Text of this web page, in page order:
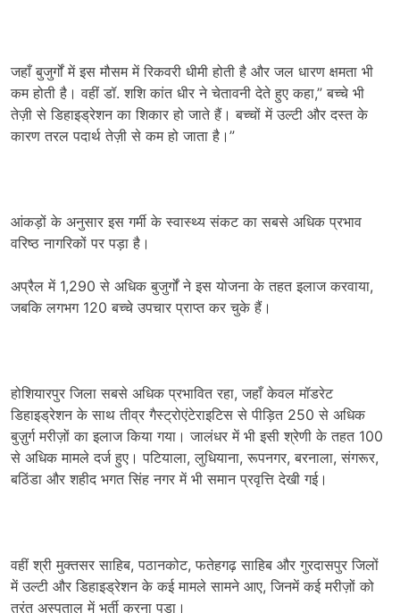
जहाँ बुजुर्गों में इस मौसम में रिकवरी धीमी होती है और जल धारण क्षमता भी
कम होती है। वहीं डॉ. शशि कांत धीर ने चेतावनी देते हुए कहा,” बच्चे भी
तेज़ी से डिहाइड्रेशन का शिकार हो जाते हैं। बच्चों में उल्टी और दस्त के
कारण तरल पदार्थ तेज़ी से कम हो जाता है।”
आंकड़ों के अनुसार इस गर्मी के स्वास्थ्य संकट का सबसे अधिक प्रभाव
वरिष्ठ नागरिकों पर पड़ा है।
अप्रैल में 1,290 से अधिक बुजुर्गों ने इस योजना के तहत इलाज करवाया,
जबकि लगभग 120 बच्चे उपचार प्राप्त कर चुके हैं।
होशियारपुर जिला सबसे अधिक प्रभावित रहा, जहाँ केवल मॉडरेट
डिहाइड्रेशन के साथ तीव्र गैस्ट्रोएंटेराइटिस से पीड़ित 250 से अधिक
बुज़ुर्ग मरीज़ों का इलाज किया गया। जालंधर में भी इसी श्रेणी के तहत 100
से अधिक मामले दर्ज हुए। पटियाला, लुधियाना, रूपनगर, बरनाला, संगरूर,
बठिंडा और शहीद भगत सिंह नगर में भी समान प्रवृत्ति देखी गई।
वहीं श्री मुक्तसर साहिब, पठानकोट, फतेहगढ़ साहिब और गुरदासपुर जिलों
में उल्टी और डिहाइड्रेशन के कई मामले सामने आए, जिनमें कई मरीज़ों को
तुरंत अस्पताल में भर्ती करना पड़ा।